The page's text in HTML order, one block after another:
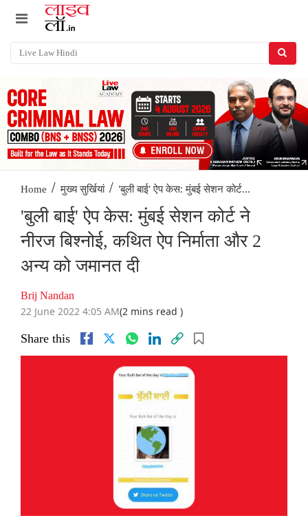
Home / मुख्य सुर्खियां / 'बुली बाई' ऐप केस: मुंबई सेशन कोर्ट...
'बुली बाई' ऐप केस: मुंबई सेशन कोर्ट ने
नीरज बिश्नोई, कथित ऐप निर्माता और 2
अन्य को जमानत दी
Brij Nandan
22 June 2022 4:05 AM(2 mins read )
Share this